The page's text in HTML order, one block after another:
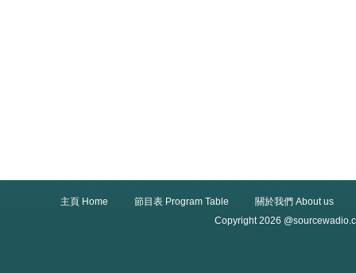
主頁 Home 節目表 Program Table
關於我們 About us
Copyright 2026